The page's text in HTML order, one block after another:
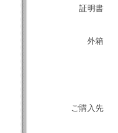
証明書
外箱
ご購入先